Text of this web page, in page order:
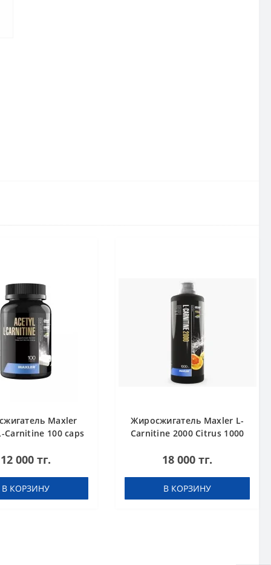
Maxler
Carnitine 100 caps
12 000 тг.
В КОРЗИНУ
Жиросжигатель Maxler L-
Carnitine 2000 Citrus 1000
18 000 тг.
В КОРЗИНУ